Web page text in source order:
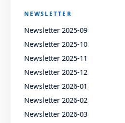
NEWSLETTER
Newsletter 2025-09
Newsletter 2025-10
Newsletter 2025-11
Newsletter 2025-12
Newsletter 2026-01
Newsletter 2026-02
Newsletter 2026-03